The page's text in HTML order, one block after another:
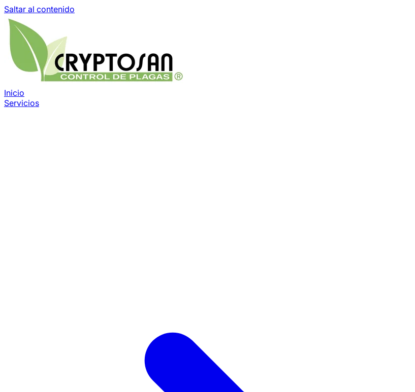
Saltar al contenido
Inicio
Servicios